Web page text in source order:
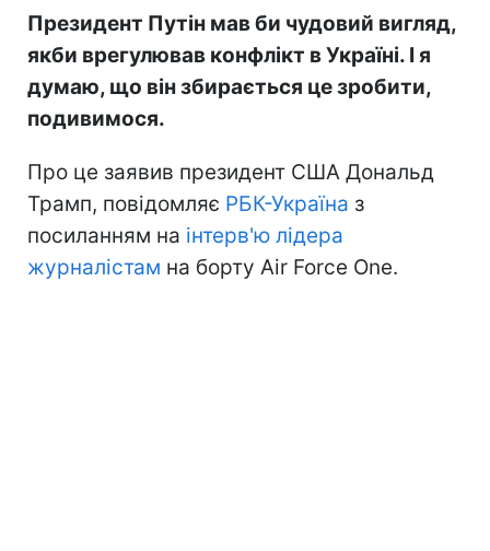
Президент Путін мав би чудовий вигляд,
якби врегулював конфлікт в Україні. І я
думаю, що він збирається це зробити,
подивимося.
Про це заявив президент США Дональд
Трамп, повідомляє РБК-Україна з
посиланням на інтерв'ю лідера
журналістам на борту Air Force One.